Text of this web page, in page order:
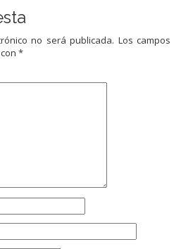
no será publicada. Los campos
*